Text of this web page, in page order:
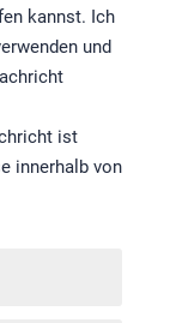
kannst. Ich
und
ist
innerhalb von